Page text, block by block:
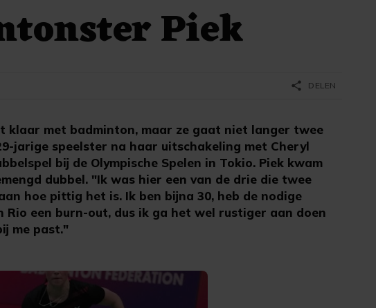
Piek
klaar met badminton, maar ze gaat niet langer twee
jarige speelster na haar uitschakeling met Cheryl
bij de Olympische Spelen in Tokio. Piek kwam
dubbel. "Ik was hier een van de drie die twee
hoe pittig het is. Ik ben bijna 30, heb de nodige
Rio een burn-out, dus ik ga het wel rustiger aan doen
me past."
share DELEN